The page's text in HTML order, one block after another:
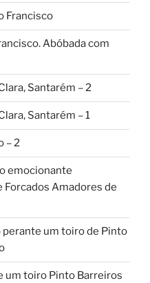
Francisco
Abóbada com
Santarém – 2
Santarém – 1
– 2
emocionante
Forcados Amadores de
perante um toiro de Pinto
um toiro Pinto Barreiros